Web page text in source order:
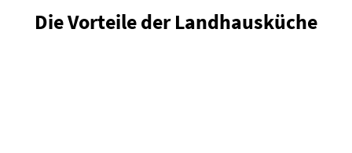
Die Vorteile der Landhausküche